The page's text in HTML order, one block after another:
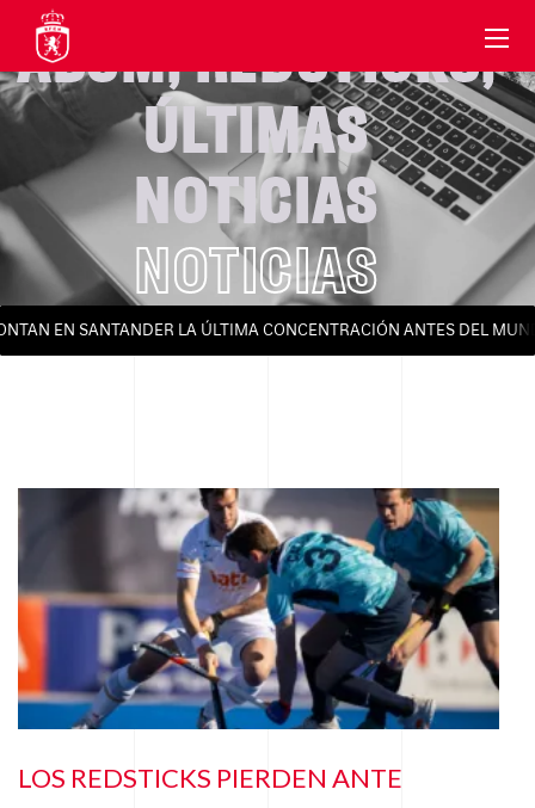
ABSM,REDSTICKS,
ÚLTIMAS
NOTICIAS
NOTICIAS
EN SANTANDER LA ÚLTIMA CONCENTRACIÓN ANTES DEL
LOS REDSTICKS PIERDEN ANTE